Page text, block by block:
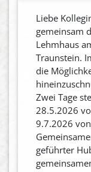
Liebe
gemeinsam
Lehmhaus
Traunstein.
die
Zwei Tage
28.5.2026
9.7.2026
geführter